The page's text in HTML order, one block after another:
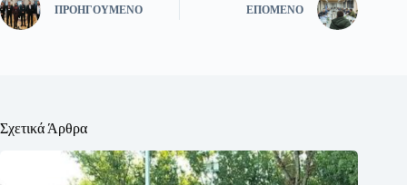
ΠΡΟΗΓΟΎΜΕΝΟ ΕΠΌΜΕΝΟ
Σχετικά Άρθρα